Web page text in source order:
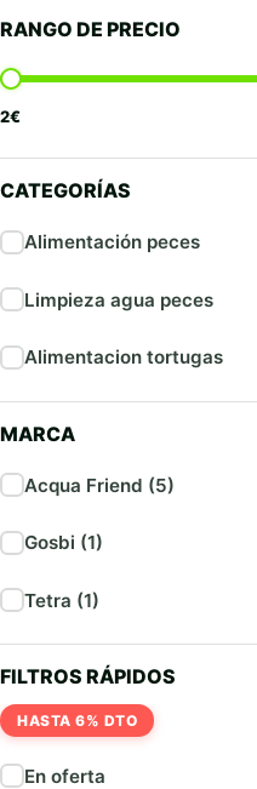
RANGO DE PRECIO
2€
CATEGORÍAS
Alimentación peces
Limpieza agua peces
Alimentacion tortugas
MARCA
Acqua Friend (5)
Gosbi (1)
Tetra (1)
FILTROS RÁPIDOS
HASTA 6% DTO
En oferta